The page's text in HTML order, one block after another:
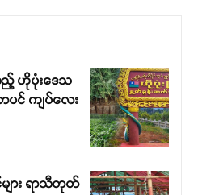
ည့် ဟိုပုံးဒေသ
ပင် ကျပ်လေး
များ ရာသီတုတ်